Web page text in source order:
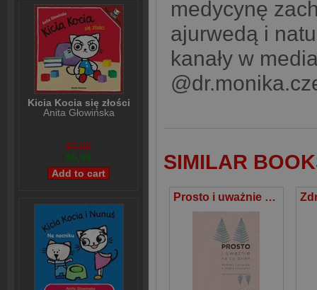
Kicia Kocia się złości
Anita Głowińska
$7,99
$5,99
medycynę
ajurwedą i
kanały w
SIMILAR
Prosto i uważnie na co dzień